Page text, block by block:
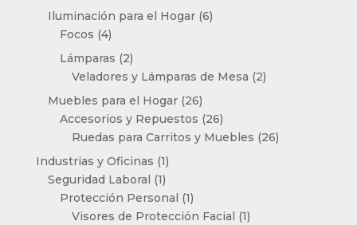
Iluminación para el Hogar 66
Focos 44
productos
Lámparas 22
productos
Veladores y Lámparas de Mesa 22
Muebles para el Hogar 2626
productos
Accesorios y Repuestos 2626
productos
Ruedas para Carritos y Muebles 2626
Industrias y Oficinas 11
producto
Seguridad Laboral 11
producto
Protección Personal 11
producto
Visores de Protección Facial 11